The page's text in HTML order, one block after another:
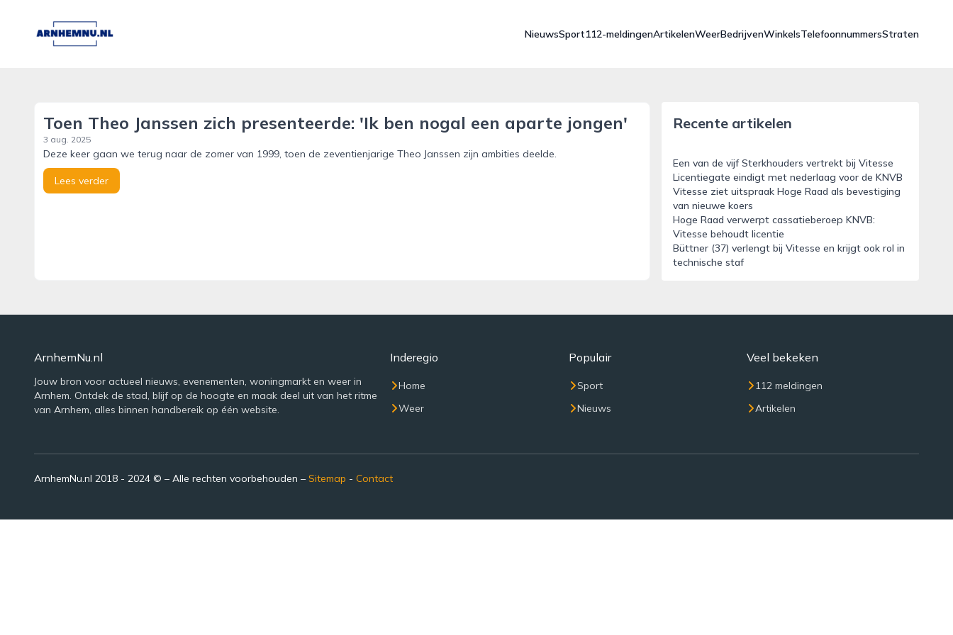
arnhemnu.nl
NieuwsSport112-meldingenArtikelenWeerBedrijvenWinkelsTelefoonnummersStraten
Toen Theo Janssen zich presenteerde: 'Ik ben nogal een aparte jongen'
3 aug. 2025
Deze keer gaan we terug naar de zomer van 1999, toen de zeventienjarige Theo Janssen zijn ambities deelde.
Lees verder
Recente artikelen
Een van de vijf Sterkhouders vertrekt bij Vitesse
Licentiegate eindigt met nederlaag voor de KNVB
Vitesse ziet uitspraak Hoge Raad als bevestiging
van nieuwe koers
Hoge Raad verwerpt cassatieberoep KNVB:
Vitesse behoudt licentie
Büttner (37) verlengt bij Vitesse en krijgt ook rol in
technische staf
ArnhemNu.nl
Jouw bron voor actueel nieuws, evenementen, woningmarkt en weer in
Arnhem. Ontdek de stad, blijf op de hoogte en maak deel uit van het ritme
van Arnhem, alles binnen handbereik op één website.
Inderegio
Home
Weer
Populair
Sport
Nieuws
Veel bekeken
112 meldingen
Artikelen
ArnhemNu.nl 2018 - 2024 © – Alle rechten voorbehouden – Sitemap - Contact